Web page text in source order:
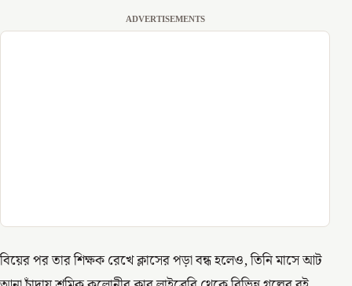
ADVERTISEMENTS
বিয়ের পর তার শিক্ষক রেখে ক্লাসের পড়া বন্ধ হলেও, তিনি মাসে আট